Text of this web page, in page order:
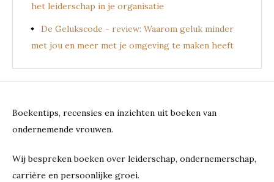
het leiderschap in je organisatie
De Gelukscode - review: Waarom geluk minder
met jou en meer met je omgeving te maken heeft
Boekentips, recensies en inzichten uit boeken van
ondernemende vrouwen.
Wij bespreken boeken over leiderschap, ondernemerschap,
carrière en persoonlijke groei.